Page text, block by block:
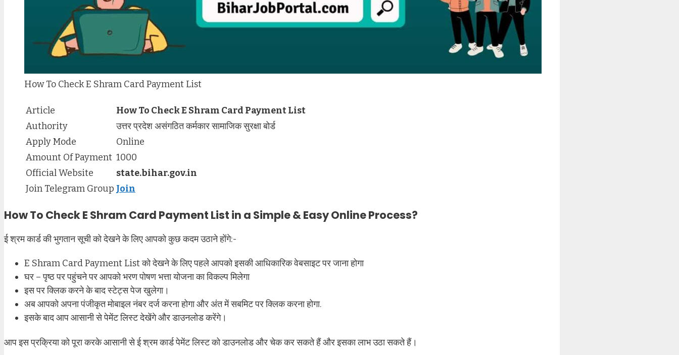
How To Check E Shram Card Payment List
Article
How To Check E Shram Card Payment List
Authority
उत्तर प्रदेश असंगठित कर्मकार सामाजिक सुरक्षा बोर्ड
Apply Mode
Online
Amount Of Payment 1000
Official Website
state.bihar.gov.in
Join Telegram Group Join
How To Check E Shram Card Payment List in a Simple & Easy Online Process?
ई श्रम कार्ड की भुगतान सूची को देखने के लिए आपको कुछ कदम उठाने होंगे:-
E Shram Card Payment List को देखने के लिए पहले आपको इसकी आधिकारिक वेबसाइट पर जाना होगा
घर – पृष्ठ पर पहुंचने पर आपको भरण पोषण भत्ता योजना का विकल्प मिलेगा
इस पर क्लिक करने के बाद स्टेट्स पेज खुलेगा।
अब आपको अपना पंजीकृत मोबाइल नंबर दर्ज करना होगा और अंत में सबमिट पर क्लिक करना होगा.
इसके बाद आप आसानी से पेमेंट लिस्ट देखेंगे और डाउनलोड करेंगे।
आप इस प्रक्रिया को पूरा करके आसानी से ई श्रम कार्ड पेमेंट लिस्ट को डाउनलोड और चेक कर सकते हैं और इसका लाभ उठा सकते हैं।